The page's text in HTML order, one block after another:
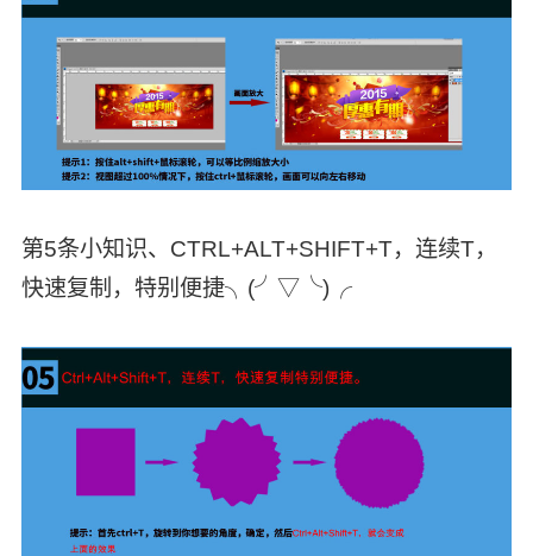
第5条小知识、CTRL+ALT+SHIFT+T，连续T，
快速复制，特别便捷╮(╯▽╰)╭